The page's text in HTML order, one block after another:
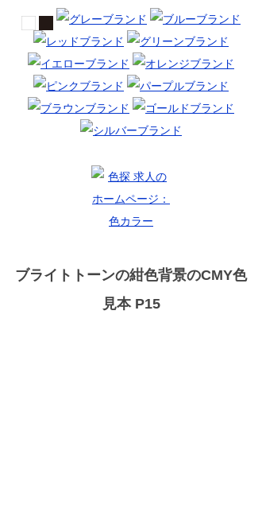
ブライトトーンの紺色背景のCMY色
見本 P15